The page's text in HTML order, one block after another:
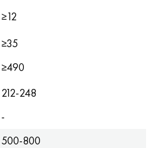
≥12
≥35
≥490
212-248
-
500-800